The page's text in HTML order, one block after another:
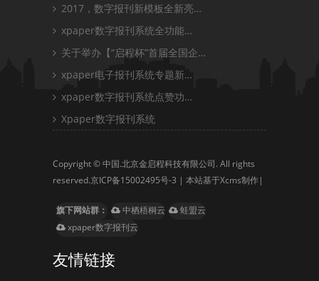
2017，数字报刊新模板全新亮…
xpaper数字报刊系统全功能…
关于举办【“启程杯”首届全国企…
xpaper电子报刊系统专题新…
xpaper数字报刊系统点赞功…
Xpaper数字报刊系统
Copyright © 中国.北京金启程科技有限公司. All rights
reserved.京ICP备15002495号-3 | 本站基于Xcms制作|
旗下网站群： 中栖梧桐云
蛙盟云
xpaper数字报刊云
友情链接